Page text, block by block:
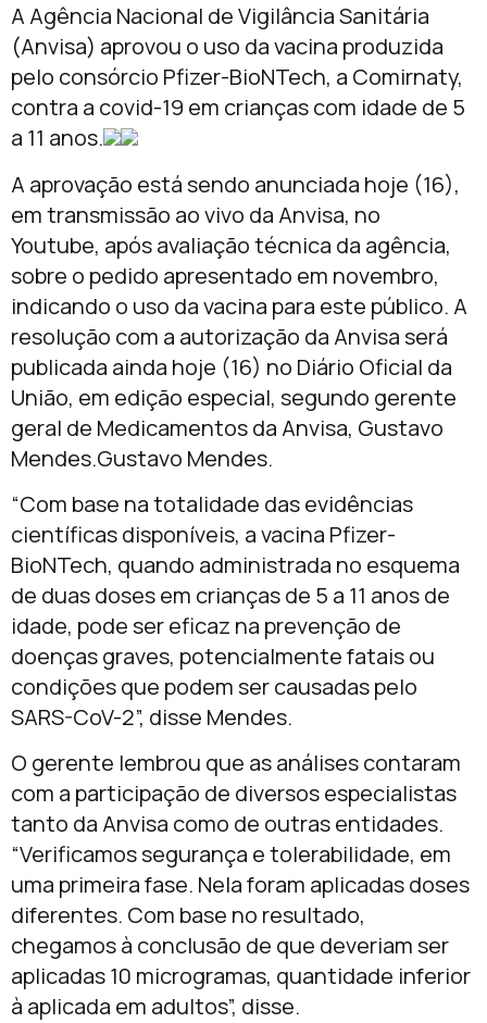
A Agência Nacional de Vigilância Sanitária
(Anvisa) aprovou o uso da vacina produzida
pelo consórcio Pfizer-BioNTech, a Comirnaty,
contra a covid-19 em crianças com idade de 5
a 11 anos.
A aprovação está sendo anunciada hoje (16),
em transmissão ao vivo da Anvisa, no
Youtube, após avaliação técnica da agência,
sobre o pedido apresentado em novembro,
indicando o uso da vacina para este público. A
resolução com a autorização da Anvisa será
publicada ainda hoje (16) no Diário Oficial da
União, em edição especial, segundo gerente
geral de Medicamentos da Anvisa, Gustavo
Mendes.Gustavo Mendes.
“Com base na totalidade das evidências
científicas disponíveis, a vacina Pfizer-
BioNTech, quando administrada no esquema
de duas doses em crianças de 5 a 11 anos de
idade, pode ser eficaz na prevenção de
doenças graves, potencialmente fatais ou
condições que podem ser causadas pelo
SARS-CoV-2”, disse Mendes.
O gerente lembrou que as análises contaram
com a participação de diversos especialistas
tanto da Anvisa como de outras entidades.
“Verificamos segurança e tolerabilidade, em
uma primeira fase. Nela foram aplicadas doses
diferentes. Com base no resultado,
chegamos à conclusão de que deveriam ser
aplicadas 10 microgramas, quantidade inferior
à aplicada em adultos”, disse.